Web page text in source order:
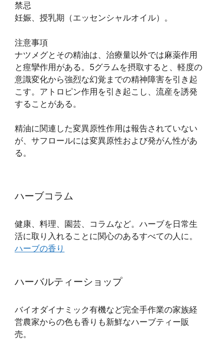
禁忌
妊娠、授乳期（エッセンシャルオイル）。
注意事項
ナツメグとその精油は、治療量以外では麻薬作用
と痙攣作用がある。5グラムを摂取すると、軽度の
意識変化から強烈な幻覚までの精神障害を引き起
こす。アトロピン作用を引き起こし、流産を誘発
することがある。
精油に関連した変異原性作用は報告されていない
が、サフロールには変異原性および発がん性があ
る。
ハーブコラム
健康、料理、園芸、コラムなど。ハーブを日常生
活に取り入れることに関心のあるすべての人に。
ハーブの香り
ハーバルティーショップ
バイオダイナミック有機など完全手作業の家族経
営農家からの色も香りも新鮮なハーブティー販
売。